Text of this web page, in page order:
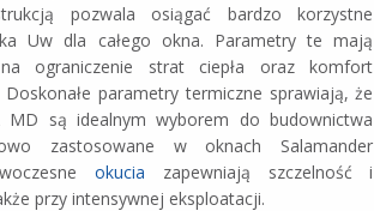
pozwala osiągać bardzo korzystne
Uw dla całego okna. Parametry te mają
ograniczenie strat ciepła oraz komfort
parametry termiczne sprawiają, że
MD są idealnym wyborem do budownictwa
zastosowane w oknach Salamander
okucia zapewniają szczelność i
przy intensywnej eksploatacji.